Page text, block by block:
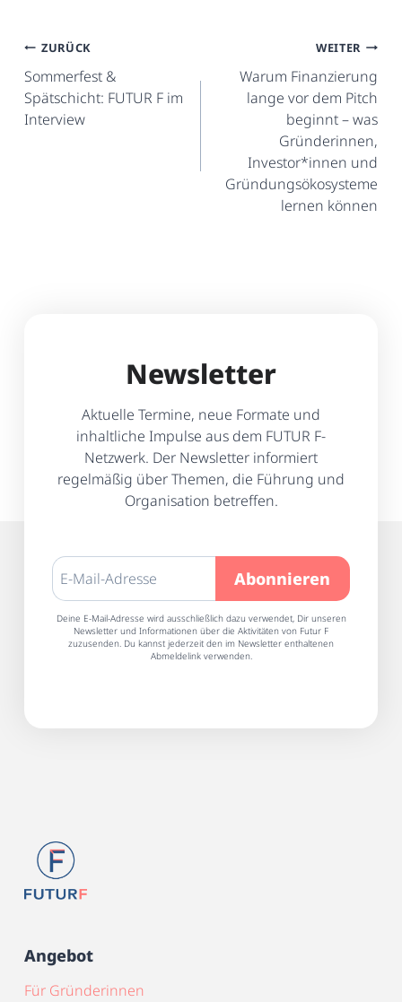
Beitragsnavigation
ZURÜCK
Sommerfest &
Spätschicht: FUTUR F im
Interview
WEITER
Warum Finanzierung
lange vor dem Pitch
beginnt – was
Gründerinnen,
Investor*innen und
Gründungsökosysteme
lernen können
Newsletter
Aktuelle Termine, neue Formate und
inhaltliche Impulse aus dem FUTUR F-
Netzwerk. Der Newsletter informiert
regelmäßig über Themen, die Führung und
Organisation betreffen.
Deine E-Mail-Adresse wird ausschließlich dazu verwendet, Dir unseren
Newsletter und Informationen über die Aktivitäten von Futur F
zuzusenden. Du kannst jederzeit den im Newsletter enthaltenen
Abmeldelink verwenden.
Angebot
Für Gründerinnen